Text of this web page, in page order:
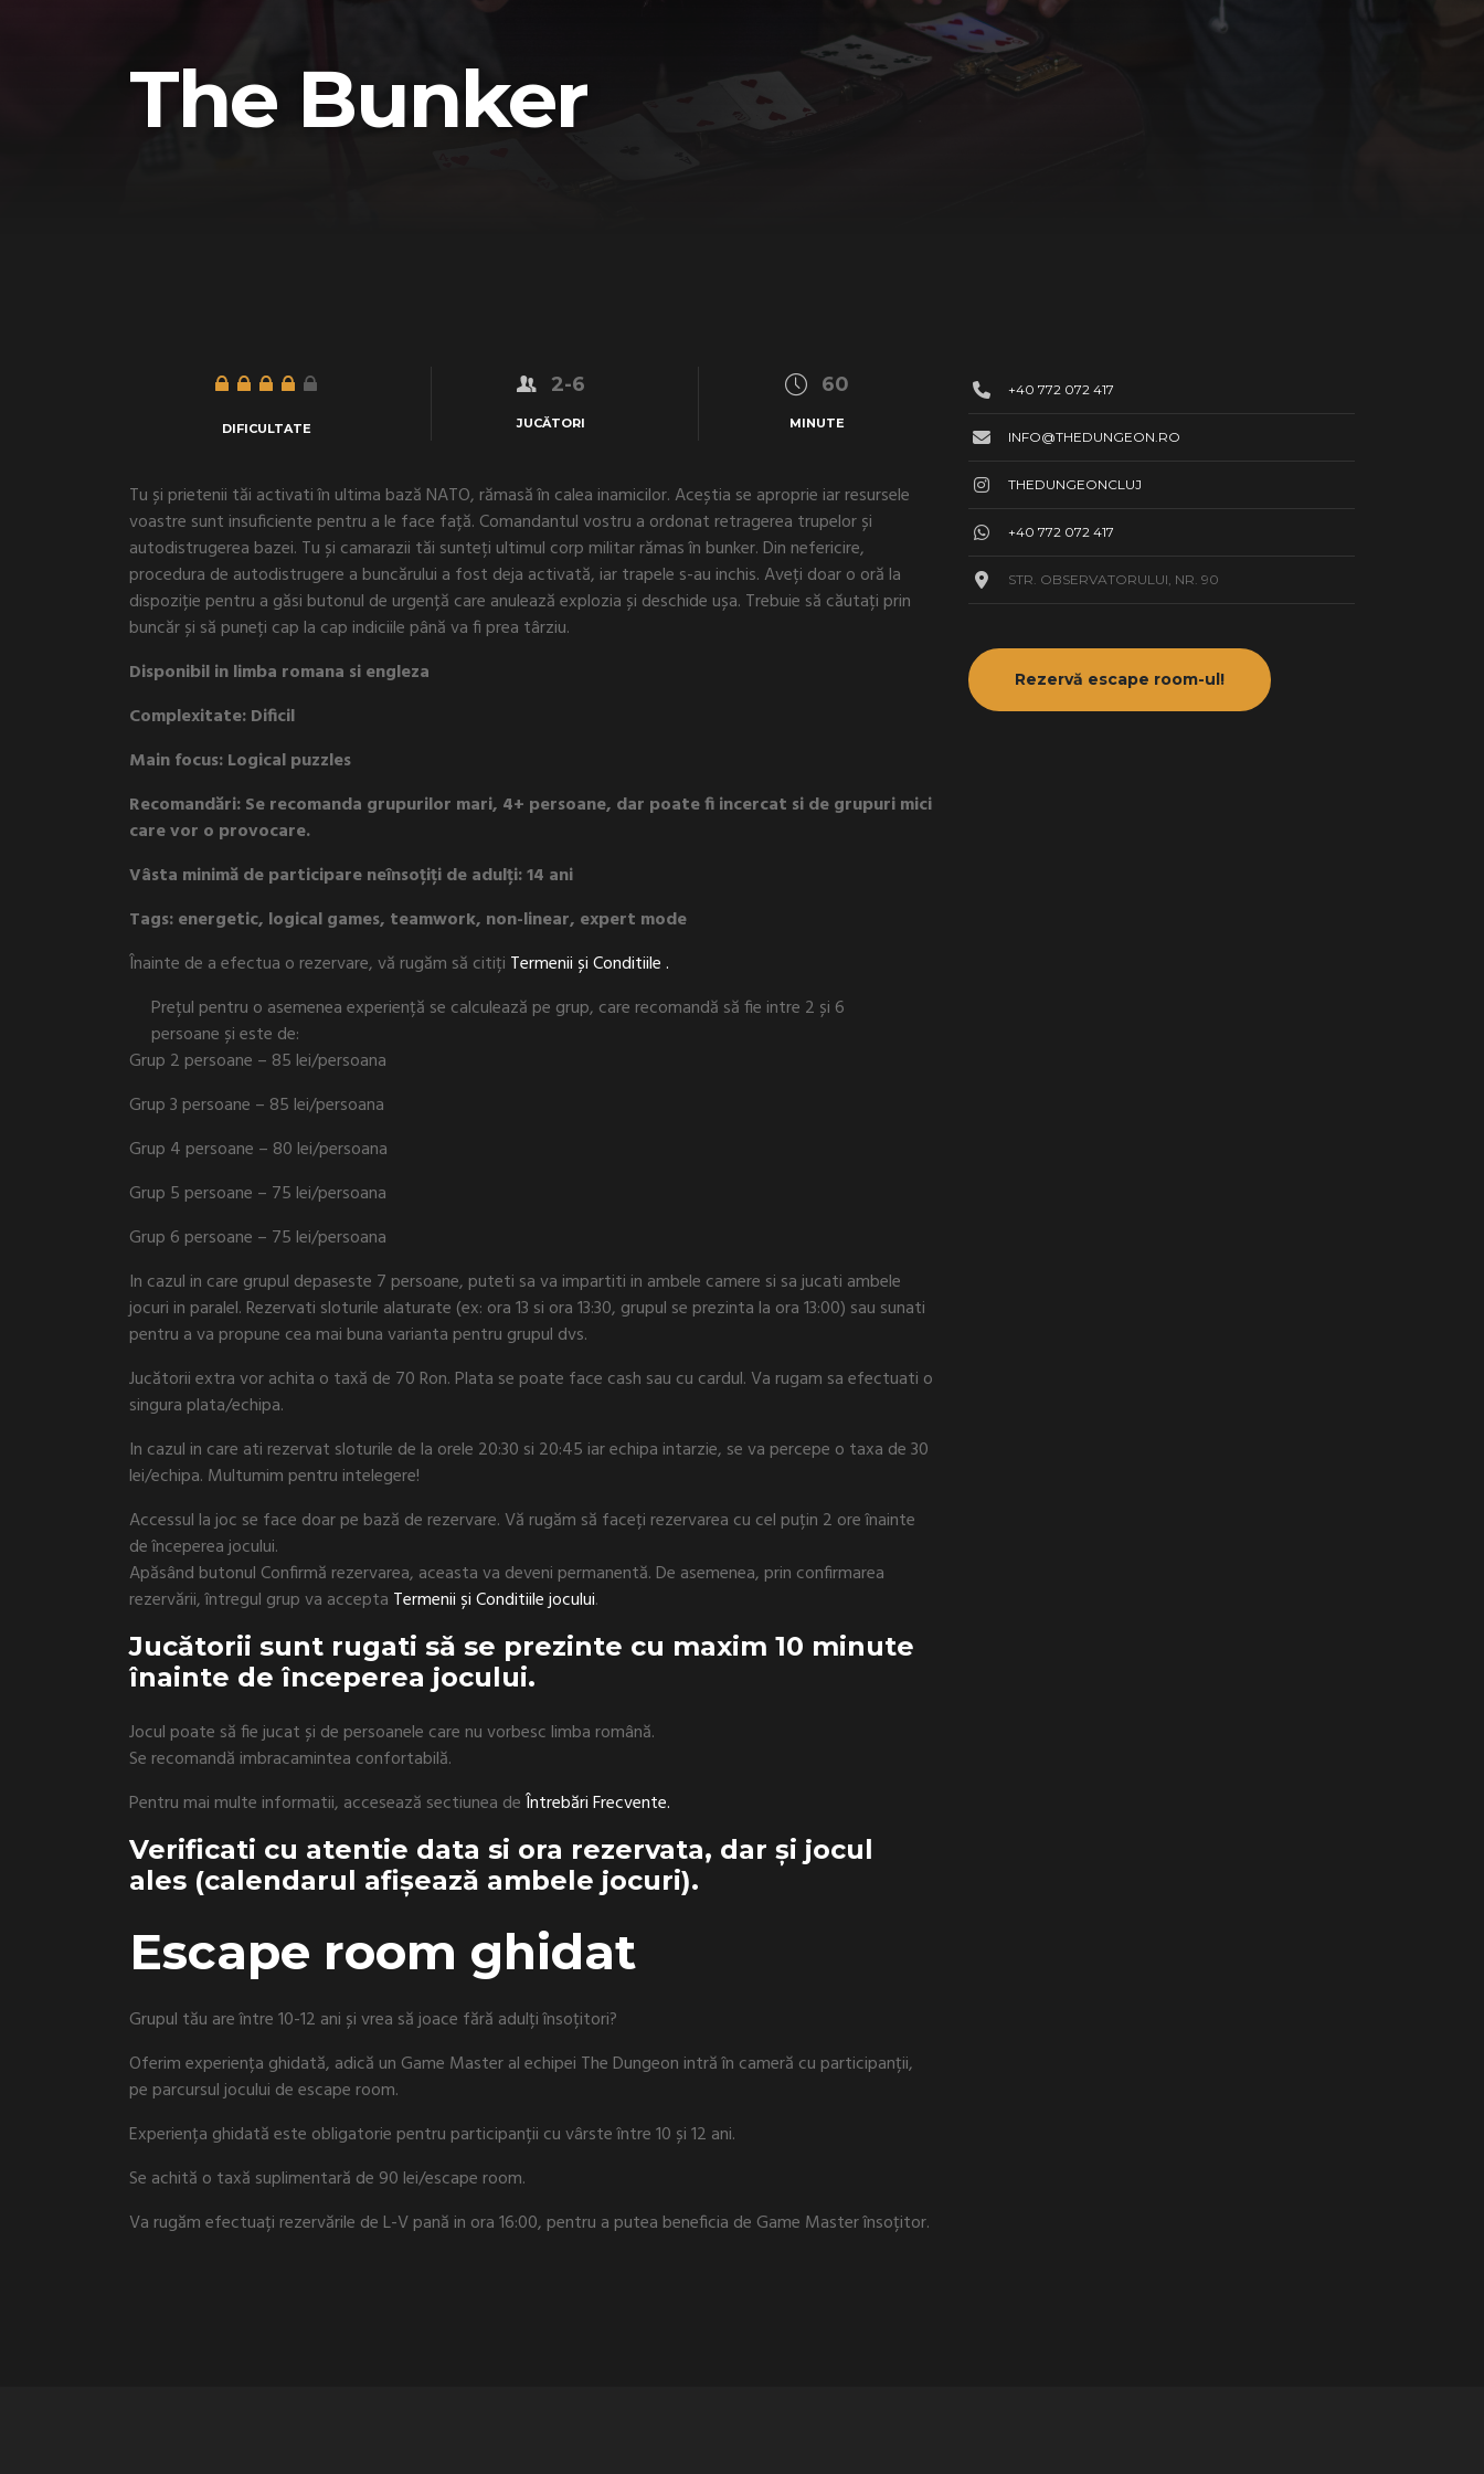
The Bunker
DIFICULTATE
2-6
JUCĂTORI
60
MINUTE
Tu și prietenii tăi activati în ultima bază NATO, rămasă în calea inamicilor. Aceștia se aproprie iar resursele
voastre sunt insuficiente pentru a le face față. Comandantul vostru a ordonat retragerea trupelor și
autodistrugerea bazei. Tu și camarazii tăi sunteți ultimul corp militar rămas în bunker. Din nefericire,
procedura de autodistrugere a buncărului a fost deja activată, iar trapele s-au inchis. Aveți doar o oră la
dispoziție pentru a găsi butonul de urgență care anulează explozia și deschide ușa. Trebuie să căutați prin
buncăr și să puneți cap la cap indiciile până va fi prea târziu.
Disponibil in limba romana si engleza
Complexitate: Dificil
Main focus: Logical puzzles
Recomandări: Se recomanda grupurilor mari, 4+ persoane, dar poate fi incercat si de grupuri mici
care vor o provocare.
Vâsta minimă de participare neînsoțiți de adulți: 14 ani
Tags: energetic, logical games, teamwork, non-linear, expert mode
Înainte de a efectua o rezervare, vă rugăm să citiți Termenii și Conditiile .
Prețul pentru o asemenea experiență se calculează pe grup, care recomandă să fie intre 2 și 6
persoane și este de:
Grup 2 persoane – 85 lei/persoana
Grup 3 persoane – 85 lei/persoana
Grup 4 persoane – 80 lei/persoana
Grup 5 persoane – 75 lei/persoana
Grup 6 persoane – 75 lei/persoana
In cazul in care grupul depaseste 7 persoane, puteti sa va impartiti in ambele camere si sa jucati ambele
jocuri in paralel. Rezervati sloturile alaturate (ex: ora 13 si ora 13:30, grupul se prezinta la ora 13:00) sau sunati
pentru a va propune cea mai buna varianta pentru grupul dvs.
Jucătorii extra vor achita o taxă de 70 Ron. Plata se poate face cash sau cu cardul. Va rugam sa efectuati o
singura plata/echipa.
In cazul in care ati rezervat sloturile de la orele 20:30 si 20:45 iar echipa intarzie, se va percepe o taxa de 30
lei/echipa. Multumim pentru intelegere!
Accessul la joc se face doar pe bază de rezervare. Vă rugăm să faceți rezervarea cu cel puțin 2 ore înainte
de începerea jocului.
Apăsând butonul Confirmă rezervarea, aceasta va deveni permanentă. De asemenea, prin confirmarea
rezervării, întregul grup va accepta Termenii și Conditiile jocului.
Jucătorii sunt rugati să se prezinte cu maxim 10 minute
înainte de începerea jocului.
Jocul poate să fie jucat și de persoanele care nu vorbesc limba română.
Se recomandă imbracamintea confortabilă.
Pentru mai multe informatii, accesează sectiunea deÎntrebări Frecvente.
Verificati cu atentie data si ora rezervata, dar și jocul
ales (calendarul afișează ambele jocuri).
Escape room ghidat
Grupul tău are între 10-12 ani și vrea să joace fără adulți însoțitori?
Oferim experiența ghidată, adică un Game Master al echipei The Dungeon intră în cameră cu participanții,
pe parcursul jocului de escape room.
Experiența ghidată este obligatorie pentru participanții cu vârste între 10 și 12 ani.
Se achită o taxă suplimentară de 90 lei/escape room.
Va rugăm efectuați rezervările de L-V pană in ora 16:00, pentru a putea beneficia de Game Master însoțitor.
+40 772 072 417
INFO@THEDUNGEON.RO
THEDUNGEONCLUJ
+40 772 072 417
STR. OBSERVATORULUI, NR. 90
Rezervă escape room-ul!